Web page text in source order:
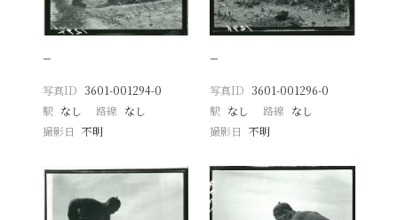
−
写真ID 3601-001294-0
駅 なし 路線 なし
撮影日
不明
−
写真ID 3601-001296-0
駅 なし 路線 なし
撮影日 不明